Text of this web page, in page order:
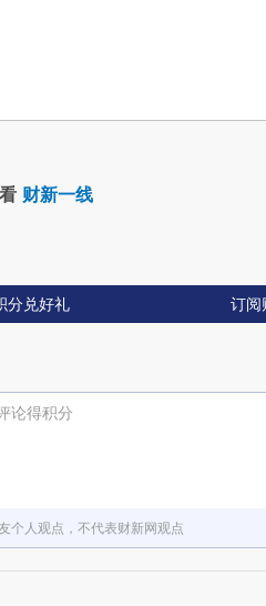
财新一线
分兑好礼 订阅
论得积分
个人观点，不代表财新网观点